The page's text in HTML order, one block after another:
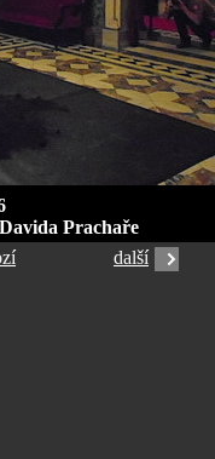
Prachaře
další